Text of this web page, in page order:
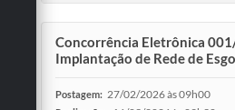
Concorrência Eletrônica
Implantação de Rede de
Postagem: 27/02/2026 às 09h00